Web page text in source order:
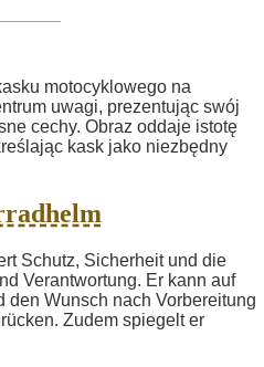
Schutz, Sicherheit und die
Verantwortung. Er kann auf
Wunsch nach Vorbereitung
Zudem spiegelt er